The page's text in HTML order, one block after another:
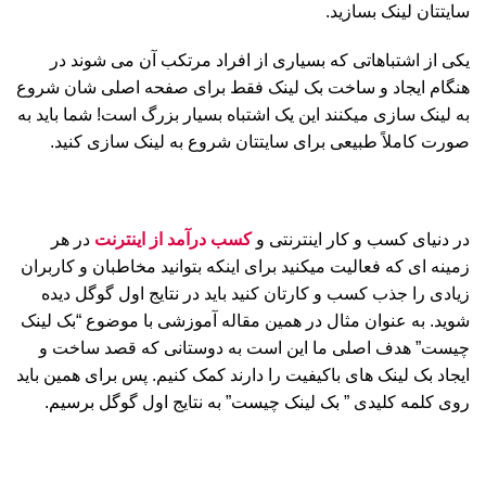
سایتتان لینک بسازید.
یکی از اشتباهاتی که بسیاری از افراد مرتکب آن می شوند در
هنگام ایجاد و ساخت بک لینک فقط برای صفحه اصلی شان شروع
به لینک سازی میکنند این یک اشتباه بسیار بزرگ است! شما باید به
صورت کاملاً طبیعی برای سایتتان شروع به لینک سازی کنید.
در دنیای کسب و کار اینترنتی وکسب درآمد از اینترنت در هر
زمینه ای که فعالیت میکنید برای اینکه بتوانید مخاطبان و کاربران
زیادی را جذب کسب و کارتان کنید باید در نتایج اول گوگل دیده
شوید. به عنوان مثال در همین مقاله آموزشی با موضوع “بک لینک
چیست” هدف اصلی ما این است به دوستانی که قصد ساخت و
ایجاد بک لینک های باکیفیت را دارند کمک کنیم. پس برای همین باید
روی کلمه کلیدی ” بک لینک چیست” به نتایج اول گوگل برسیم.